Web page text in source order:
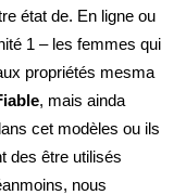
état de. En ligne ou
1 – les femmes qui
propriétés mesma
, mais ainda
cet modèles ou ils
des être utilisés
nous